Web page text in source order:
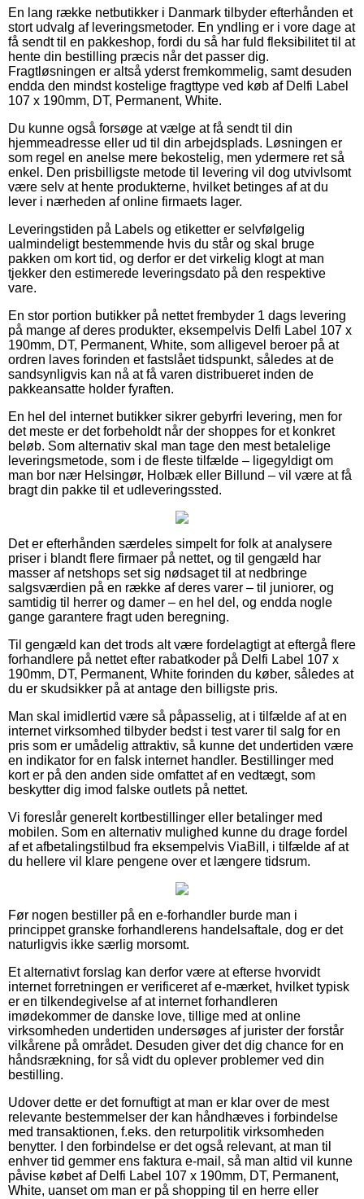
En lang række netbutikker i Danmark tilbyder efterhånden et
stort udvalg af leveringsmetoder. En yndling er i vore dage at
få sendt til en pakkeshop, fordi du så har fuld fleksibilitet til at
hente din bestilling præcis når det passer dig.
Fragtløsningen er altså yderst fremkommelig, samt desuden
endda den mindst kostelige fragttype ved køb af Delfi Label
107 x 190mm, DT, Permanent, White.
Du kunne også forsøge at vælge at få sendt til din
hjemmeadresse eller ud til din arbejdsplads. Løsningen er
som regel en anelse mere bekostelig, men ydermere ret så
enkel. Den prisbilligste metode til levering vil dog utvivlsomt
være selv at hente produkterne, hvilket betinges af at du
lever i nærheden af online firmaets lager.
Leveringstiden på Labels og etiketter er selvfølgelig
ualmindeligt bestemmende hvis du står og skal bruge
pakken om kort tid, og derfor er det virkelig klogt at man
tjekker den estimerede leveringsdato på den respektive
vare.
En stor portion butikker på nettet frembyder 1 dags levering
på mange af deres produkter, eksempelvis Delfi Label 107 x
190mm, DT, Permanent, White, som alligevel beroer på at
ordren laves forinden et fastslået tidspunkt, således at de
sandsynligvis kan nå at få varen distribueret inden de
pakkeansatte holder fyraften.
En hel del internet butikker sikrer gebyrfri levering, men for
det meste er det forbeholdt når der shoppes for et konkret
beløb. Som alternativ skal man tage den mest betalelige
leveringsmetode, som i de fleste tilfælde – ligegyldigt om
man bor nær Helsingør, Holbæk eller Billund – vil være at få
bragt din pakke til et udleveringssted.
Det er efterhånden særdeles simpelt for folk at analysere
priser i blandt flere firmaer på nettet, og til gengæld har
masser af netshops set sig nødsaget til at nedbringe
salgsværdien på en række af deres varer – til juniorer, og
samtidig til herrer og damer – en hel del, og endda nogle
gange garantere fragt uden beregning.
Til gengæld kan det trods alt være fordelagtigt at eftergå flere
forhandlere på nettet efter rabatkoder på Delfi Label 107 x
190mm, DT, Permanent, White forinden du køber, således at
du er skudsikker på at antage den billigste pris.
Man skal imidlertid være så påpasselig, at i tilfælde af at en
internet virksomhed tilbyder bedst i test varer til salg for en
pris som er umådelig attraktiv, så kunne det undertiden være
en indikator for en falsk internet handler. Bestillinger med
kort er på den anden side omfattet af en vedtægt, som
beskytter dig imod falske outlets på nettet.
Vi foreslår generelt kortbestillinger eller betalinger med
mobilen. Som en alternativ mulighed kunne du drage fordel
af et afbetalingstilbud fra eksempelvis ViaBill, i tilfælde af at
du hellere vil klare pengene over et længere tidsrum.
Før nogen bestiller på en e-forhandler burde man i
princippet granske forhandlerens handelsaftale, dog er det
naturligvis ikke særlig morsomt.
Et alternativt forslag kan derfor være at efterse hvorvidt
internet forretningen er verificeret af e-mærket, hvilket typisk
er en tilkendegivelse af at internet forhandleren
imødekommer de danske love, tillige med at online
virksomheden undertiden undersøges af jurister der forstår
vilkårene på området. Desuden giver det dig chance for en
håndsrækning, for så vidt du oplever problemer ved din
bestilling.
Udover dette er det fornuftigt at man er klar over de mest
relevante bestemmelser der kan håndhæves i forbindelse
med transaktionen, f.eks. den returpolitik virksomheden
benytter. I den forbindelse er det også relevant, at man til
enhver tid gemmer ens faktura e-mail, så man altid vil kunne
påvise købet af Delfi Label 107 x 190mm, DT, Permanent,
White, uanset om man er på shopping til en herre eller